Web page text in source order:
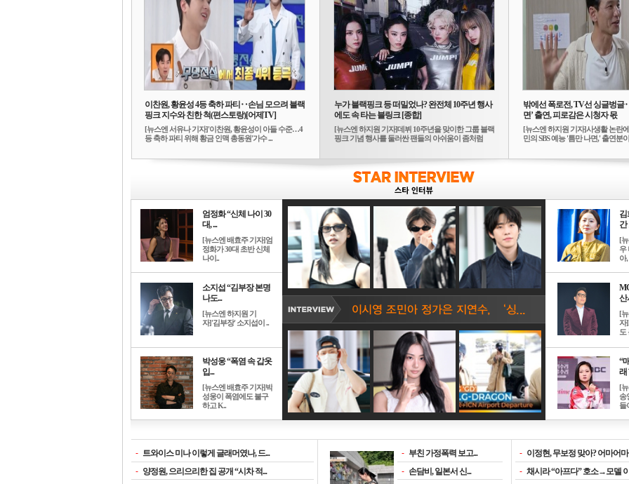
이찬원, 황윤성 4등 축하 파티‥손님 모으려 블랙
핑크 지수와 친한 척(편스토랑)[어제TV]
[뉴스엔 서유나 기자]'이찬원, 황윤성이 아들 수준…4
등 축하 파티 위해 황금 인맥 총동원'가수 ...
누가 블랙핑크 등 떠밀었나? 완전체 10주년 행사
에도 속 타는 블링크 [종합]
[뉴스엔 하지원 기자]데뷔 10주년을 맞이한 그룹 블랙
핑크 기념 행사를 둘러싼 팬들의 아쉬움이 좀처럼
밖에선 폭로전, TV선 싱글벙글
면’ 출연, 피로감은 시청자 몫
[뉴스엔 하지원 기자]사생활 논란
민의 SBS 예능 '틈만 나면,' 출연분
엄정화 “신체 나이 30
대, ...
[뉴스엔 배효주 기자]엄
정화가 30대 초반 신체
나이..
소지섭 “김부장 본명
나도...
[뉴스엔 하지원 기
자]'김부장' 소지섭이 ..
박성웅 “폭염 속 갑옷
입...
[뉴스엔 배효주 기자]박
성웅이 폭염에도 불구
하고 K..
김
간
[
우
아,
산
[
자
도
“
래
[
송
들
- 트와이스 미나 이렇게 글래머였나, 드...
- 양정원, 으리으리한 집 공개 “시차 적...
- 부친 가정폭력 보고...
- 손담비, 일본서 신...
- 이정현, 무보정 맞아? 어마어마
- 채시라 “아프다” 호소→모델